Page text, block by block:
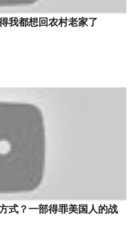
我都想回农村老家了
式？一部得罪美国人的战